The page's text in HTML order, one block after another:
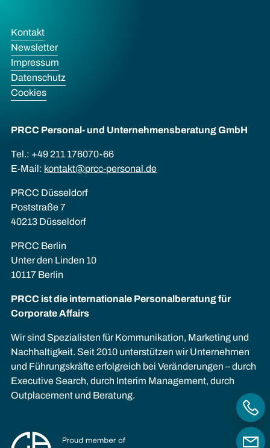
Kontakt
Newsletter
Impressum
Datenschutz
Cookies
PRCC Personal- und Unternehmens­beratung GmbH
Tel.: +49 211 176070-66
E-Mail: kontakt@prcc-personal.de
PRCC Düsseldorf
Poststraße 7
40213 Düsseldorf
PRCC Berlin
Unter den Linden 10
10117 Berlin
PRCC ist die internationale Personalberatung für
Corporate Affairs
Wir sind Spezialisten für Kommunikation, Marketing und
Nachhaltigkeit. Seit 2010 unterstützen wir Unternehmen
und Führungskräfte erfolgreich bei Veränderungen – durch
Executive Search, durch Interim Management, durch
Outplacement und Beratung.